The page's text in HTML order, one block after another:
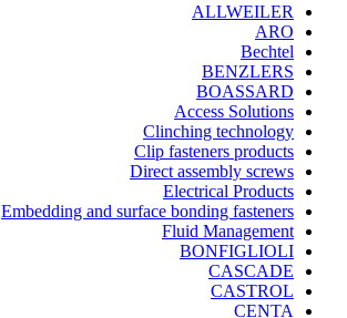
ALLWEILER
ARO
Bechtel
BENZLERS
BOASSARD
Access Solutions
Clinching technology
Clip fasteners products
Direct assembly screws
Electrical Products
Embedding and surface bonding fasteners
Fluid Management
BONFIGLIOLI
CASCADE
CASTROL
CENTA